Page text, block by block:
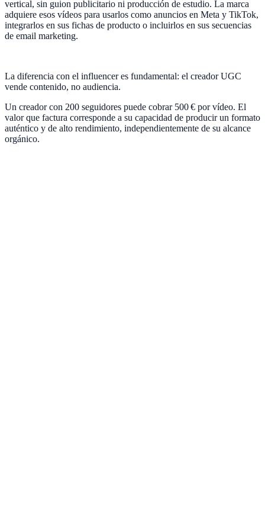
vertical, sin guion publicitario ni producción de estudio. La marca
adquiere esos vídeos para usarlos como anuncios en Meta y TikTok,
integrarlos en sus fichas de producto o incluirlos en sus secuencias
de email marketing.
La diferencia con el influencer es fundamental: el creador UGC
vende contenido, no audiencia.
Un creador con 200 seguidores puede cobrar 500 € por vídeo. El
valor que factura corresponde a su capacidad de producir un formato
auténtico y de alto rendimiento, independientemente de su alcance
orgánico.